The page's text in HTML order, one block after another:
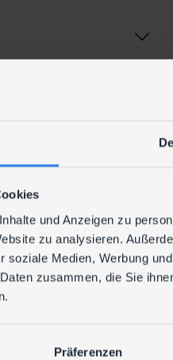
und Anzeigen zu
zu analysieren.
soziale Medien, Werbung
zusammen, die Sie
Präferenzen
zu.
verarbeiten oder
wir auf unsere